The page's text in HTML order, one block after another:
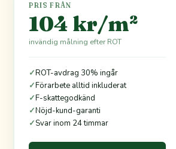
PRIS FRÅN
104 kr/m²
invändig målning efter ROT
✓ROT-avdrag 30% ingår
✓Förarbete alltid inkluderat
✓F-skattegodkänd
✓Nöjd-kund-garanti
✓Svar inom 24 timmar